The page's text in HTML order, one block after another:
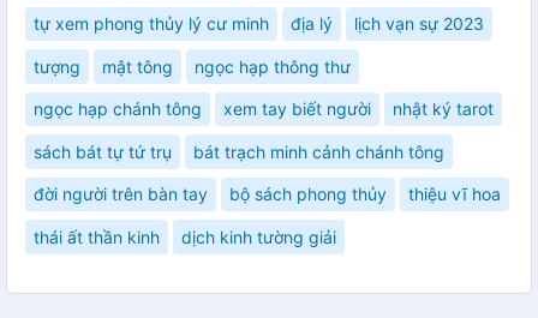
tự xem phong thủy lý cư minh địa lý lịch vạn sự 2023
tượng mật tông ngọc hạp thông thư
ngọc hạp chánh tông xem tay biết người nhật ký tarot
sách bát tự tứ trụ bát trạch minh cảnh chánh tông
đời người trên bàn tay bộ sách phong thủy thiệu vĩ hoa
thái ất thần kinh dịch kinh tường giải